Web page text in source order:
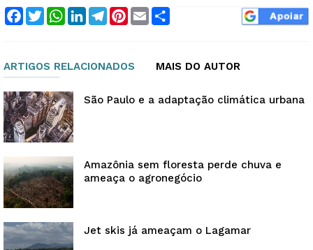
Facebook
TwitterWhatsApp
LinkedInTelegram
Pinterest
Email
ARTIGOS RELACIONADOS MAIS DO AUTOR
São Paulo e a adaptação climática urbana
Amazônia sem floresta perde chuva e
ameaça o agronegócio
Jet skis já ameaçam o Lagamar